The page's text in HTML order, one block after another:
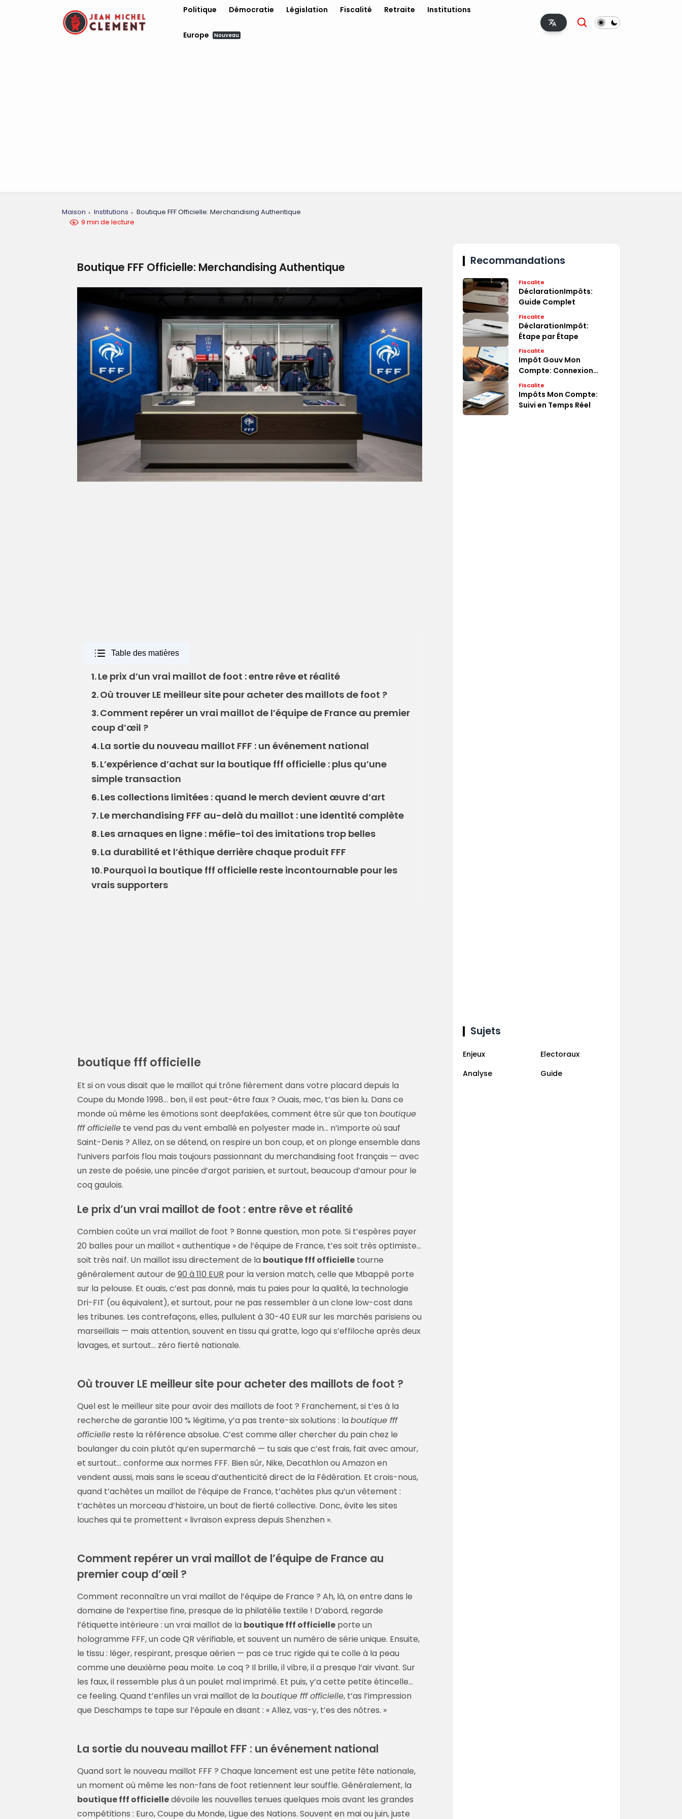
Politique Démocratie Législation Fiscalité Retraite Institutions
Europe Nouveau
Maison Institutions
Boutique FFF Officielle: Merchandising Authentique
9 min de lecture
Boutique FFF Officielle: Merchandising Authentique
Table des matières
1.Le prix d’un vrai maillot de foot : entre rêve et réalité
2.Où trouver LE meilleur site pour acheter des maillots de foot ?
3.Comment repérer un vrai maillot de l’équipe de France au premier
coup d’œil ?
4.La sortie du nouveau maillot FFF : un événement national
5.L’expérience d’achat sur la boutique fff officielle : plus qu’une
simple transaction
6.Les collections limitées : quand le merch devient œuvre d’art
7.Le merchandising FFF au-delà du maillot : une identité complète
8.Les arnaques en ligne : méfie-toi des imitations trop belles
9.La durabilité et l’éthique derrière chaque produit FFF
10.Pourquoi la boutique fff officielle reste incontournable pour les
vrais supporters
boutique fff officielle
Et si on vous disait que le maillot qui trône fièrement dans votre placard depuis la
Coupe du Monde 1998… ben, il est peut-être faux ? Ouais, mec, t’as bien lu. Dans ce
monde où même les émotions sont deepfakées, comment être sûr que tonboutique
fff officielle te vend pas du vent emballé en polyester made in… n’importe où sauf
Saint-Denis ? Allez, on se détend, on respire un bon coup, et on plonge ensemble dans
l’univers parfois flou mais toujours passionnant du merchandising foot français — avec
un zeste de poésie, une pincée d’argot parisien, et surtout, beaucoup d’amour pour le
coq gaulois.
Le prix d’un vrai maillot de foot : entre rêve et réalité
Combien coûte un vrai maillot de foot ? Bonne question, mon pote. Si t’espères payer
20 balles pour un maillot « authentique » de l’équipe de France, t’es soit très optimiste…
soit très naïf. Un maillot issu directement de la boutique fff officielle tourne
généralement autour de 90 à 110 EUR pour la version match, celle que Mbappé porte
sur la pelouse. Et ouais, c’est pas donné, mais tu paies pour la qualité, la technologie
Dri-FIT (ou équivalent), et surtout, pour ne pas ressembler à un clone low-cost dans
les tribunes. Les contrefaçons, elles, pullulent à 30-40 EUR sur les marchés parisiens ou
marseillais — mais attention, souvent en tissu qui gratte, logo qui s’effiloche après deux
lavages, et surtout… zéro fierté nationale.
Où trouver LE meilleur site pour acheter des maillots de foot ?
Quel est le meilleur site pour avoir des maillots de foot ? Franchement, si t’es à la
recherche de garantie 100 % légitime, y’a pas trente-six solutions : laboutique fff
officielle reste la référence absolue. C’est comme aller chercher du pain chez le
boulanger du coin plutôt qu’en supermarché — tu sais que c’est frais, fait avec amour,
et surtout… conforme aux normes FFF. Bien sûr, Nike, Decathlon ou Amazon en
vendent aussi, mais sans le sceau d’authenticité direct de la Fédération. Et crois-nous,
quand t’achètes un maillot de l’équipe de France, t’achètes plus qu’un vêtement :
t’achètes un morceau d’histoire, un bout de fierté collective. Donc, évite les sites
louches qui te promettent « livraison express depuis Shenzhen ».
Comment repérer un vrai maillot de l’équipe de France au
premier coup d’œil ?
Comment reconnaître un vrai maillot de l’équipe de France ? Ah, là, on entre dans le
domaine de l’expertise fine, presque de la philatélie textile ! D’abord, regarde
l’étiquette intérieure : un vrai maillot de la boutique fff officielle porte un
hologramme FFF, un code QR vérifiable, et souvent un numéro de série unique. Ensuite,
le tissu : léger, respirant, presque aérien — pas ce truc rigide qui te colle à la peau
comme une deuxième peau moite. Le coq ? Il brille, il vibre, il a presque l’air vivant. Sur
les faux, il ressemble plus à un poulet mal imprimé. Et puis, y’a cette petite étincelle…
ce feeling. Quand t’enfiles un vrai maillot de laboutique fff officielle, t’as l’impression
que Deschamps te tape sur l’épaule en disant : « Allez, vas-y, t’es des nôtres. »
La sortie du nouveau maillot FFF : un événement national
Quand sort le nouveau maillot FFF ? Chaque lancement est une petite fête nationale,
un moment où même les non-fans de foot retiennent leur souffle. Généralement, la
boutique fff officielledévoile les nouvelles tenues quelques mois avant les grandes
compétitions : Euro, Coupe du Monde, Ligue des Nations. Souvent en mai ou juin, juste
Recommandations
Fiscalite
DéclarationImpôts:
Guide Complet
Fiscalite
DéclarationImpôt:
Étape par Étape
Fiscalite
Impôt Gouv Mon
Compte: Connexion
Rapide
Fiscalite
Impôts Mon Compte:
Suivi en Temps Réel
Sujets
Enjeux
Electoraux
Analyse
Guide